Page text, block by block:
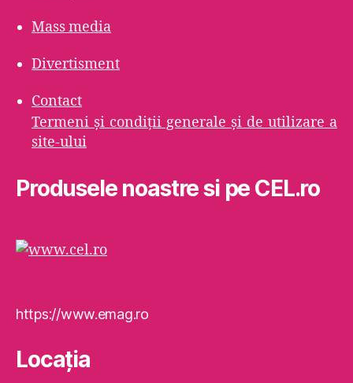
Mass media
Divertisment
Contact
Termeni şi condiţii generale şi de utilizare a
site-ului
Produsele noastre si pe CEL.ro
https://www.emag.ro
Locaţia